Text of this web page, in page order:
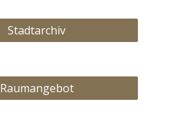
Stadtarchiv
Raumangebot